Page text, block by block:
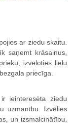
ar ziedu skaitu.
saņemt krāsainus,
izvēloties lielu
priecīga.
ieinteresēta ziedu
uzmanību. Izvēlies
un izsmalcinātību,